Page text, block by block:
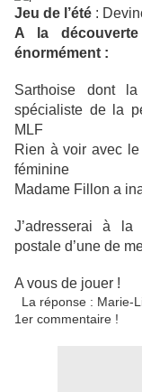
Jeu de l’été :
A la
énormément :
Sarthoise dont
spécialiste de la
MLF
Rien à voir avec
féminine
Madame Fillon a
J’adresserai à
postale d’une de
A vous de jouer !
La réponse : Marie-
1er commentaire !